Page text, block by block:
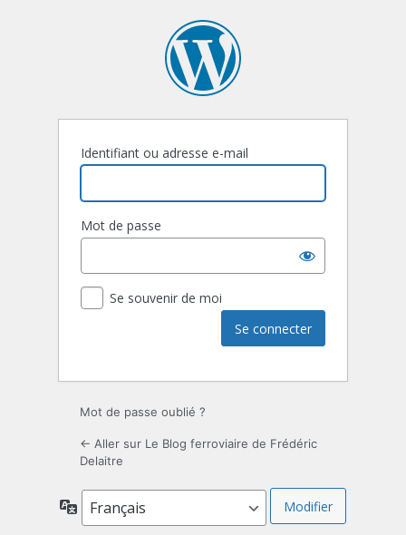
Identifiant ou adresse e-mail
Mot de passe
Se souvenir de moi
Mot de passe oublié ?
← Aller sur Le Blog ferroviaire de Frédéric
Delaitre
Langue